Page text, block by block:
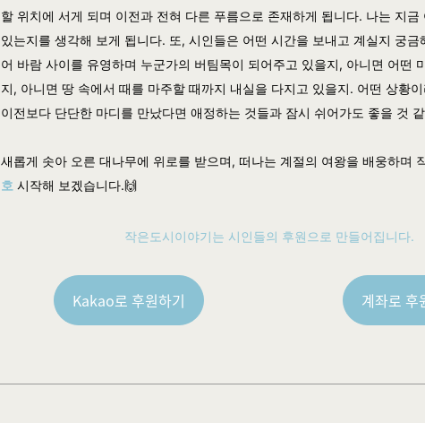
할 위치에 서게 되며 이전과 전혀 다른 푸름으로 존재하게 됩니다. 나는 지금
있는지를 생각해 보게 됩니다. 또, 시인들은 어떤 시간을 보내고 계실지 궁금
어 바람 사이를 유영하며 누군가의 버팀목이 되어주고 있을지, 아니면 어떤
지, 아니면 땅 속에서 때를 마주할 때까지 내실을 다지고 있을지. 어떤 상황
이전보다 단단한 마디를 만났다면 애정하는 것들과 잠시 쉬어가도 좋을 것
새롭게 솟아 오른 대나무에 위로를 받으며, 떠나는 계절의 여왕을 배웅하며
호 시작해 보겠습니다.🙌
작은도시이야기는 시인들의 후원으로 만들어집니다.
Kakao로 후원하기 계좌로 후